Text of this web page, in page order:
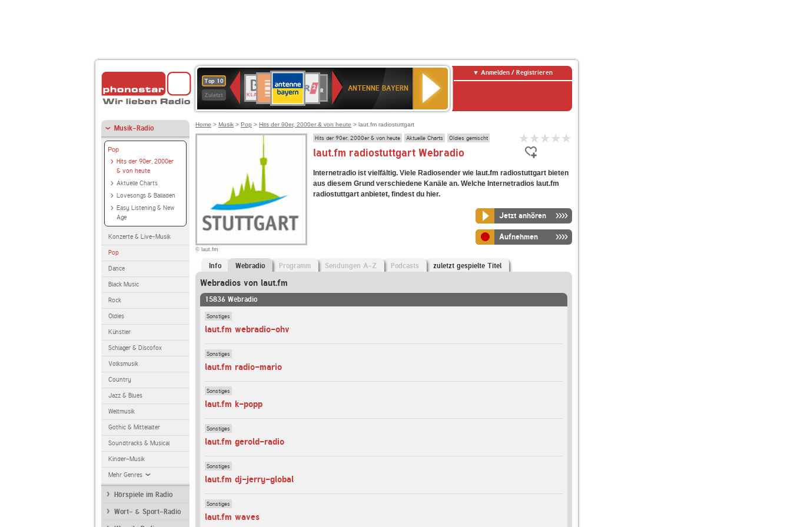
Top 10
Zuletzt
Deutschlandfunk
80er
90er
OLDIE
ANTENNE
SWR3
WDR
4
BR-
KLASSIK
Deutschlandfunk
KulturBAYERN
2
SWR
Kultur
NDR
2
ANTENNE BAYERN
Anmelden / Registrieren
Musik-Radio
Pop
Hits der 90er, 2000er
& von heute
Aktuelle Charts
Lovesongs & Balladen
Easy Listening & New
Age
Konzerte & Live-Musik
Pop
Dance
Black Music
Rock
Oldies
Künstler
Schlager & Discofox
Volksmusik
Country
Jazz & Blues
Weltmusik
Gothic & Mittelalter
Soundtracks & Musical
Kinder-Musik
Mehr Genres
Hörspiele im Radio
Wort- & Sport-Radio
Home > Musik > Pop > Hits der 90er, 2000er & von heute > laut.fm radiostuttgart
© laut.fm
Hits der 90er, 2000er & von heute Aktuelle Charts Oldies gemischt
laut.fm radiostuttgart Webradio
Internetradio ist vielfältig. Viele Radiosender wie laut.fm radiostuttgart bieten
aus diesem Grund verschiedene Kanäle an. Welche Internetradios laut.fm
radiostuttgart anbietet, findest du hier.
Jetzt anhören
Aufnehmen
Info Webradio Programm Sendungen A-Z Podcasts zuletzt gespielte Titel
Webradios von laut.fm
15836 Webradio
Sonstiges
laut.fm webradio-ohv
Sonstiges
laut.fm radio-mario
Sonstiges
laut.fm k-popp
Sonstiges
laut.fm gerold-radio
Sonstiges
laut.fm dj-jerry-global
Sonstiges
laut.fm waves